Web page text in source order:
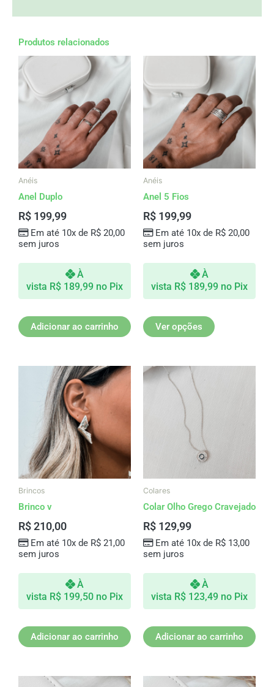
Produtos relacionados
Anéis
Anel Duplo
R$ 199,99
Em até 10x de R$20,00
sem juros
À
vista R$ 189,99 no Pix
Adicionar ao carrinho
Anéis
Anel 5 Fios
R$ 199,99
Em até 10x de R$20,00
sem juros
À
vista R$ 189,99 no Pix
Ver opções
Este
tem
várias
variantes.
As
opções
do
Brincos
Brinco v
R$210,00
Em até 10x de R$21,00
sem juros
À
vista R$ 199,50 no Pix
Adicionar ao carrinho
Colares
Colar Olho Grego Cravejado
R$ 129,99
Em até 10x de R$13,00
sem juros
À
vista R$ 123,49 no Pix
Adicionar ao carrinho